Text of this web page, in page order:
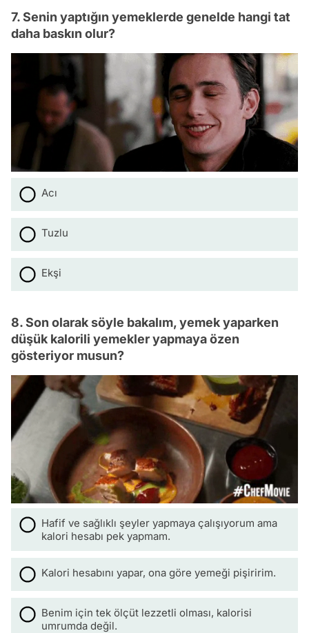
7. Senin yaptığın yemeklerde genelde hangi tat
daha baskın olur?
Acı
Tuzlu
Ekşi
8. Son olarak söyle bakalım, yemek yaparken
düşük kalorili yemekler yapmaya özen
gösteriyor musun?
Hafif ve sağlıklı şeyler yapmaya çalışıyorum ama
kalori hesabı pek yapmam.
Kalori hesabını yapar, ona göre yemeği pişiririm.
Benim için tek ölçüt lezzetli olması, kalorisi
umrumda değil.